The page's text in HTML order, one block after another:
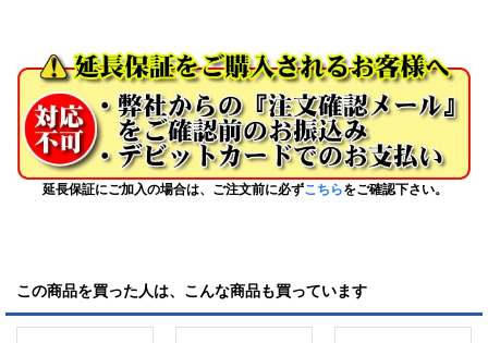
延長保証にご加入の場合は、ご注文前に必ずこちらをご確認下さい。
この商品を買った人は、こんな商品も買っています